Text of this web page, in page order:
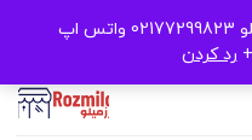
شماره های جدید پشتیبانی رزمیلو 02177299823 واتس اپ
رد کردن